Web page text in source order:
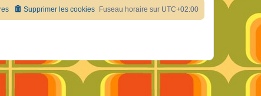
Fuseau horaire sur UTC+02:00
Supprimer les cookies